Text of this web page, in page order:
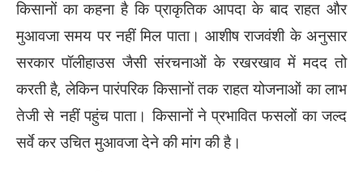
किसानों का कहना है कि प्राकृतिक आपदा के बाद राहत और
मुआवजा समय पर नहीं मिल पाता। आशीष राजवंशी के अनुसार
सरकार पॉलीहाउस जैसी संरचनाओं के रखरखाव में मदद तो
करती है, लेकिन पारंपरिक किसानों तक राहत योजनाओं का लाभ
तेजी से नहीं पहुंच पाता। किसानों ने प्रभावित फसलों का जल्द
सर्वे कर उचित मुआवजा देने की मांग की है।